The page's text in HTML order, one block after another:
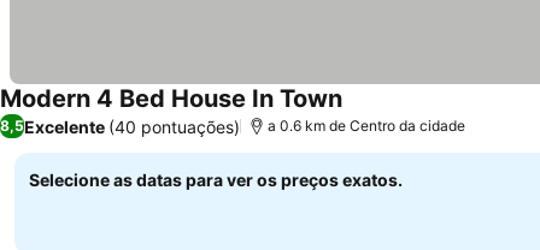
Modern 4 Bed House In Town
8,5Excelente (40 pontuações) a 0.6 km de Centro da cidade
Selecione as datas para ver os preços exatos.